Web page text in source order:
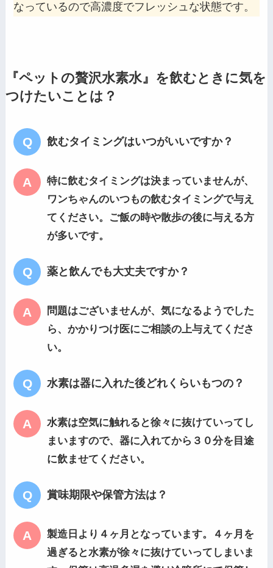
なっているので高濃度でフレッシュな状態です。
『ペットの贅沢水素水』を飲むときに気を
つけたいことは？
飲むタイミングはいつがいいですか？
特に飲むタイミングは決まっていませんが、
ワンちゃんのいつもの飲むタイミングで与え
てください。ご飯の時や散歩の後に与える方
が多いです。
薬と飲んでも大丈夫ですか？
問題はございませんが、気になるようでした
ら、かかりつけ医にご相談の上与えてくださ
い。
水素は器に入れた後どれくらいもつの？
水素は空気に触れると徐々に抜けていってし
まいますので、器に入れてから３０分を目途
に飲ませてください。
賞味期限や保管方法は？
製造日より４ヶ月となっています。４ヶ月を
過ぎると水素が徐々に抜けていってしまいま